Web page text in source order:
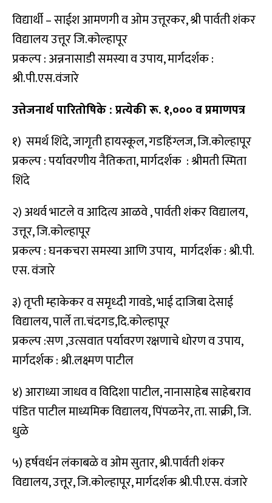
विद्यार्थी – साईश आमणगी व ओम उत्तूरकर, श्री पार्वती शंकर
विद्यालय उत्तूर जि.कोल्हापूर
प्रकल्प : अन्ननासाडी समस्या व उपाय, मार्गदर्शक :
श्री.पी.एस.वंजारे
उत्तेजनार्थ पारितोषिके : प्रत्येकी रू. १,००० व प्रमाणपत्र
१) समर्थ शिंदे, जागृती हायस्कूल, गडहिंग्लज, जि.कोल्हापूर
प्रकल्प : पर्यावरणीय नैतिकता, मार्गदर्शक : श्रीमती स्मिता
शिंदे
२) अथर्व भाटले व आदित्य आळवे , पार्वती शंकर विद्यालय,
उत्तूर, जि.कोल्हापूर
प्रकल्प : घनकचरा समस्या आणि उपाय, मार्गदर्शक : श्री.पी.
एस. वंजारे
३) तृप्ती म्हाकेकर व समृध्दी गावडे, भाई दाजिबा देसाई
विद्यालय, पार्ले ता.चंदगड,दि.कोल्हापूर
प्रकल्प :सण ,उत्सवात पर्यावरण रक्षणाचे धोरण व उपाय,
मार्गदर्शक : श्री.लक्ष्मण पाटील
४) आराध्या जाधव व विदिशा पाटील, नानासाहेब साहेबराव
पंडित पाटील माध्यमिक विद्यालय, पिंपळनेर, ता. साक्री, जि.
धुळे
५) हर्षवर्धन लंकाबळे व ओम सुतार, श्री.पार्वती शंकर
विद्यालय, उत्तूर, जि.कोल्हापूर, मार्गदर्शक श्री.पी.एस. वंजारे